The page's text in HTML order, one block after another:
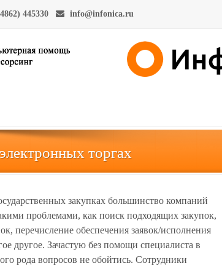
445330 info@infonica.ru
торгах
закупках большинство компаний
проблемами, как поиск подходящих закупок,
перечисление обеспечения заявок/исполнения
другое. Зачастую без помощи специалиста в
рода вопросов не обойтись. Сотрудники